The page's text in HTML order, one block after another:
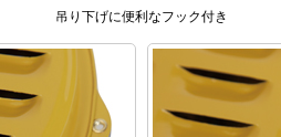
吊り下げに便利なフック付き